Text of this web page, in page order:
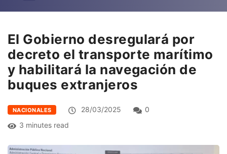
El Gobierno desregulará por
decreto el transporte marítimo
y habilitará la navegación de
buques extranjeros
NACIONALES 28/03/2025
0
3 minutes read